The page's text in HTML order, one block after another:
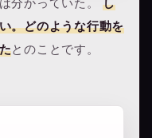
。どのような行動を
とのことです。